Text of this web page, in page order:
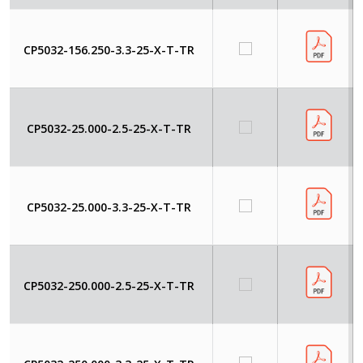
CP5032-156.250-3.3-25-X-T-TR
CP5032-25.000-2.5-25-X-T-TR
CP5032-25.000-3.3-25-X-T-TR
CP5032-250.000-2.5-25-X-T-TR